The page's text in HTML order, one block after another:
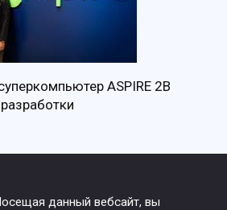
ASPIRE 2B
данный вебсайт, вы